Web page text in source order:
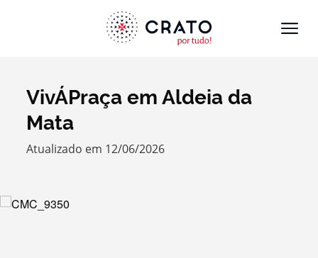
Termo de Pesquisa
VivÁPraça em Aldeia da
Mata
Atualizado em 12/06/2026